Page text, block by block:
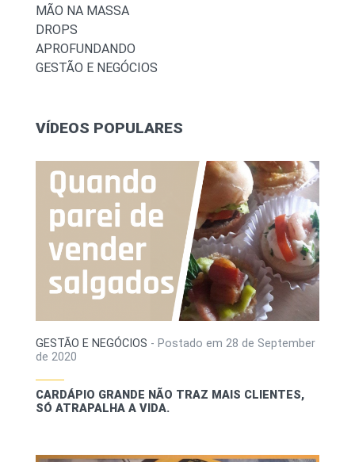
MÃO NA MASSA
DROPS
APROFUNDANDO
GESTÃO E NEGÓCIOS
VÍDEOS POPULARES
GESTÃO E NEGÓCIOS - Postado em 28 de September
de 2020
CARDÁPIO GRANDE NÃO TRAZ MAIS CLIENTES,
SÓ ATRAPALHA A VIDA.